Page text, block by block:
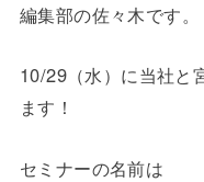
編集部の佐々木です。
10/29（水）に当社と
ます！
セミナーの名前は